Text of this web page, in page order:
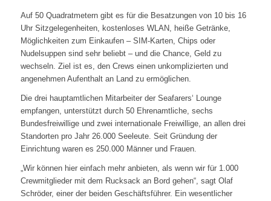
Auf 50 Quadratmetern gibt es für die Besatzungen von 10 bis 16
Uhr Sitzgelegenheiten, kostenloses WLAN, heiße Getränke,
Möglichkeiten zum Einkaufen – SIM-Karten, Chips oder
Nudelsuppen sind sehr beliebt – und die Chance, Geld zu
wechseln. Ziel ist es, den Crews einen unkomplizierten und
angenehmen Aufenthalt an Land zu ermöglichen.
Die drei hauptamtlichen Mitarbeiter der Seafarers‘ Lounge
empfangen, unterstützt durch 50 Ehrenamtliche, sechs
Bundesfreiwillige und zwei internationale Freiwillige, an allen drei
Standorten pro Jahr 26.000 Seeleute. Seit Gründung der
Einrichtung waren es 250.000 Männer und Frauen.
„Wir können hier einfach mehr anbieten, als wenn wir für 1.000
Crewmitglieder mit dem Rucksack an Bord gehen“, sagt Olaf
Schröder, einer der beiden Geschäftsführer. Ein wesentlicher